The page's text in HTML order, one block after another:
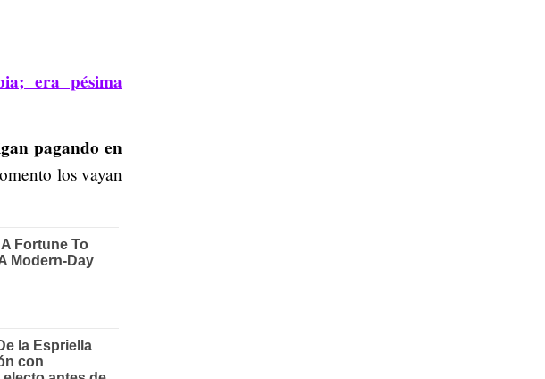
era pésima
pagando en
los vayan